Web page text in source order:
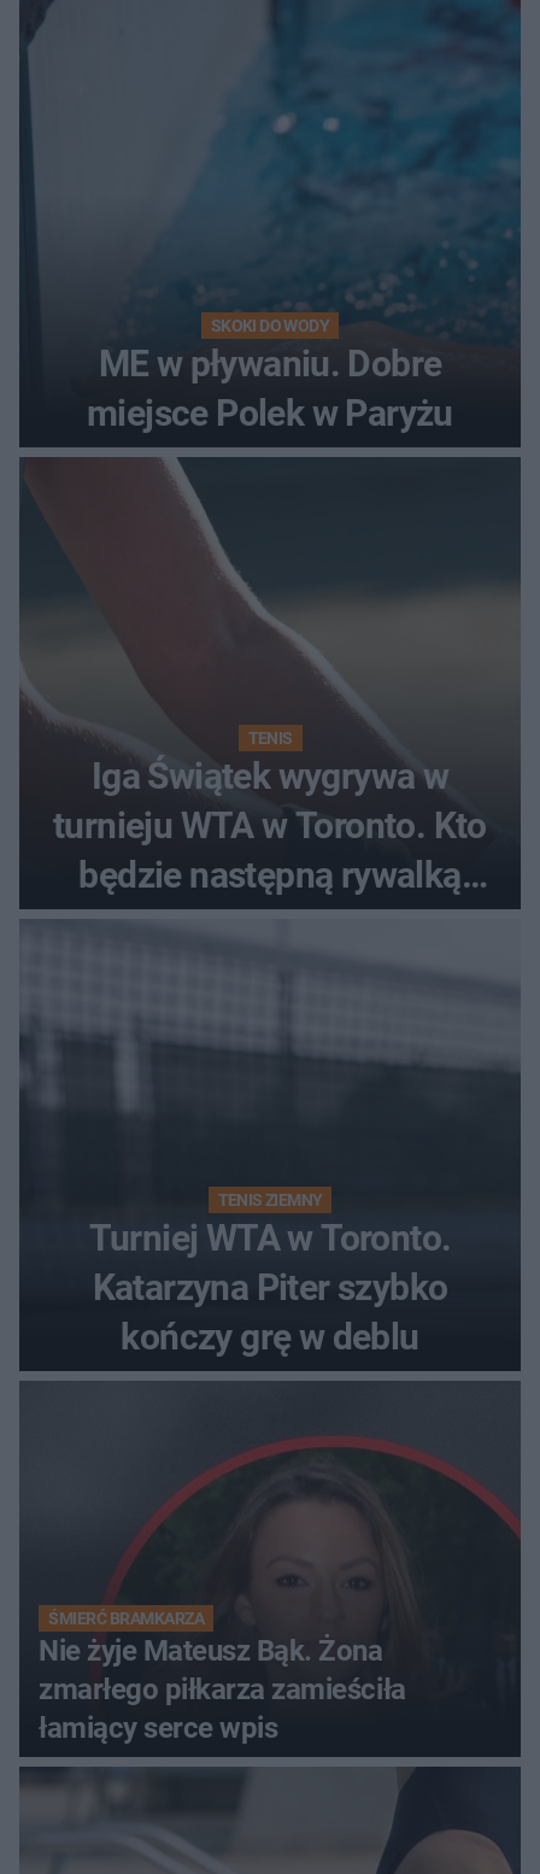
SKOKI DO WODY
ME w pływaniu. Dobre
miejsce Polek w Paryżu
TENIS
Iga Świątek wygrywa w
turnieju WTA w Toronto. Kto
będzie następną rywalką
Polki?
TENIS ZIEMNY
Turniej WTA w Toronto.
Katarzyna Piter szybko
kończy grę w deblu
ŚMIERĆ BRAMKARZA
Nie żyje Mateusz Bąk. Żona
zmarłego piłkarza zamieściła
łamiący serce wpis